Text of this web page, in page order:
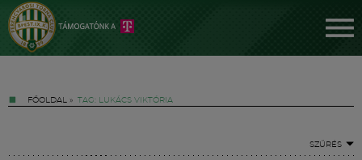
FŐOLDAL » TAG: LUKÁCS VIKTÓRIA
SZŰRÉS